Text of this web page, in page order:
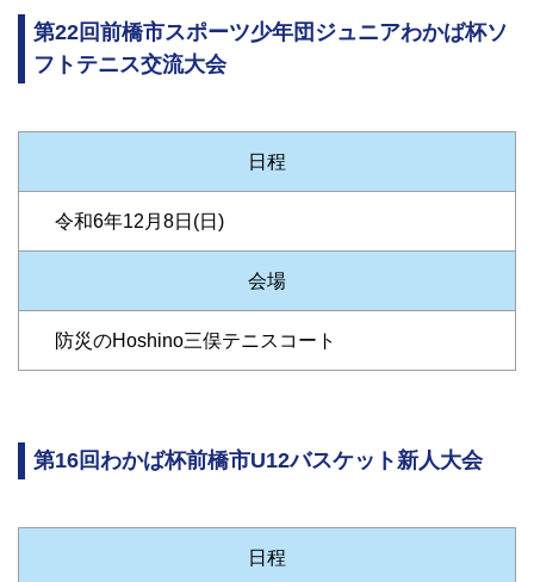
第22回前橋市スポーツ少年団ジュニアわかば杯ソ
フトテニス交流大会
日程
令和6年12月8日(日)
会場
防災のHoshino三俣テニスコート
第16回わかば杯前橋市U12バスケット新人大会
日程